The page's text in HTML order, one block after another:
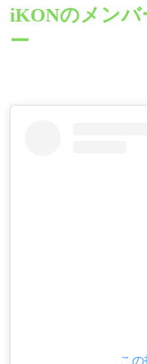
iKONのメンバ
ー
こ